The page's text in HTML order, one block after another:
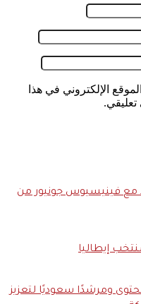
الإلكتروني في هذا
تعليقي.
مع فينيسيوس جونيور من
إيطاليا
يؤهل 45 صانع محتوى ومرشدًا سعوديًا لتعزيز